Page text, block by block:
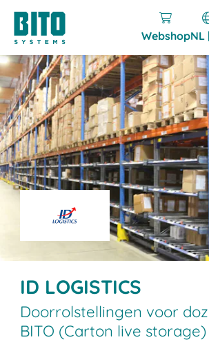
WebshopNL
ID LOGISTICS
Doorrolstellingen voor
BITO (Carton live storage)